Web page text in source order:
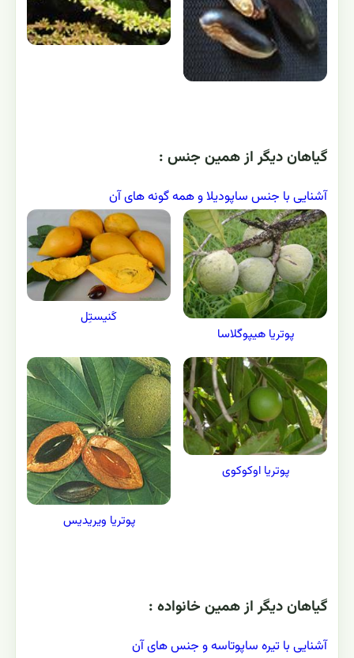
گياهان ديگر از همين جنس :
آشنایی با جنس ساپودیلا و همه گونه های آن
پوتریا هیپوگلاسا
کَنیستِل
پوتریا اوکوکوی
پوتریا ویریدیس
گياهان ديگر از همين خانواده :
آشنایی با تیره ساپوتاسه و جنس های آن